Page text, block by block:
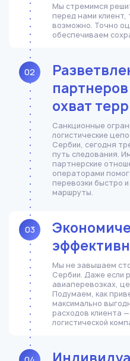
Мы стремимся
перед нами клиент,
возможно. Точно
обеспечиваем
охват
02
Санкционные
логистические
Сербии, сегодня
путь следования.
партнерские
операторами
перевозки быстро
маршруты.
03
Мы не завышаем
Сербии. Даже если
авиаперевозках,
Подумаем, как
максимально
расходов клиента
логистической